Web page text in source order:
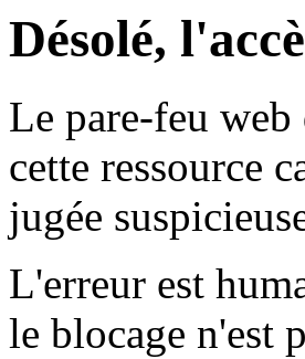
Désolé,
Le pare-feu web
cette ressource
jugée
L'erreur est
le blocage n'est